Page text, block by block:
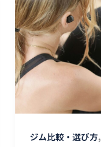
ジム比較・選び方,